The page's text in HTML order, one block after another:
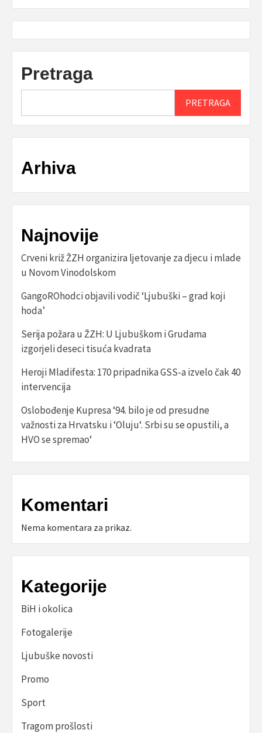
Pretraga
PRETRAGA
Arhiva
Najnovije
Crveni križ ŽZH organizira ljetovanje za djecu i mlade
u Novom Vinodolskom
GangoROhodci objavili vodič ‘Ljubuški – grad koji
hoda’
Serija požara u ŽZH: U Ljubuškom i Grudama
izgorjeli deseci tisuća kvadrata
Heroji Mladifesta: 170 pripadnika GSS-a izvelo čak 40
intervencija
Oslobođenje Kupresa ‘94. bilo je od presudne
važnosti za Hrvatsku i ‘Oluju‘. Srbi su se opustili, a
HVO se spremao‘
Komentari
Nema komentara za prikaz.
Kategorije
BiH i okolica
Fotogalerije
Ljubuške novosti
Promo
Sport
Tragom prošlosti